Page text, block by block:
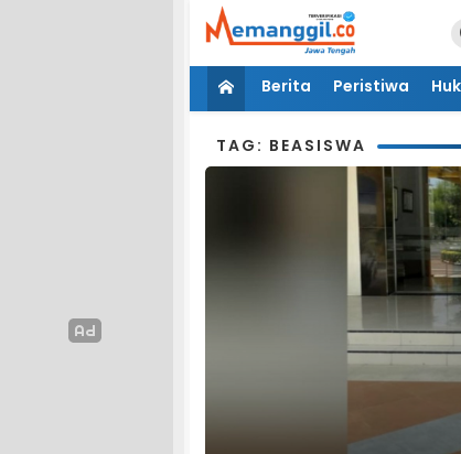
Berita Peristiwa
TAG: BEASISWA